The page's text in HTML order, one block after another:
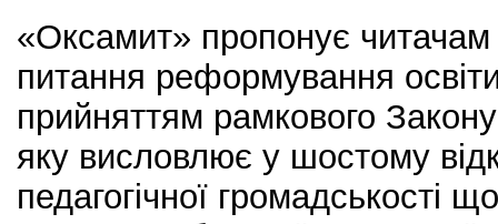
«Оксамит» пропонує
питання реформування освіти
прийняттям рамкового
яку висловлює у шостому
педагогічної громадськості